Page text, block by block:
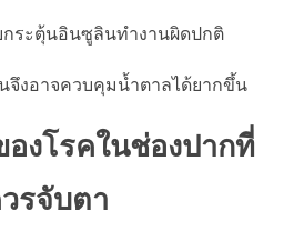
กระตุ้นอินซูลินทำงานผิดปกติ
จึงอาจควบคุมน้ำตาลได้ยากขึ้น
องโรคในช่องปากที่
รจับตา